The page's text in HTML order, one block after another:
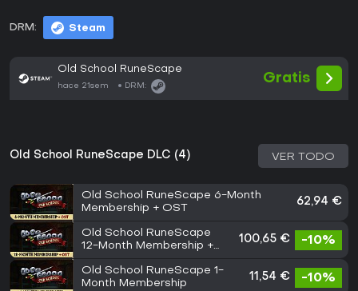
DRM: Steam
Old School RuneScape
hace 21sem DRM:
Gratis
Old School RuneScape DLC (4) VER TODO
Old School RuneScape 6-Month
Membership + OST
62,94 €
Old School RuneScape
12-Month Membership +
100,65 € -10%
Old School RuneScape 1-
Month Membership
11,54 € -10%